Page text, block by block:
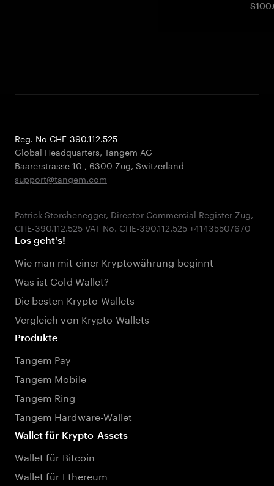
Reg. No CHE-390.112.525
Global Headquarters, Tangem AG
Baarerstrasse 10 , 6300 Zug, Switzerland
support@tangem.com
Patrick Storchenegger, Director Commercial Register Zug,
Los geht's!
Wie man mit einer Kryptowährung beginnt
Was ist Cold Wallet?
Die besten Krypto-Wallets
Vergleich von Krypto-Wallets
Produkte
Tangem Pay
Tangem Mobile
Tangem Ring
Tangem Hardware-Wallet
Wallet für Krypto-Assets
Wallet für Bitcoin
Wallet für Ethereum